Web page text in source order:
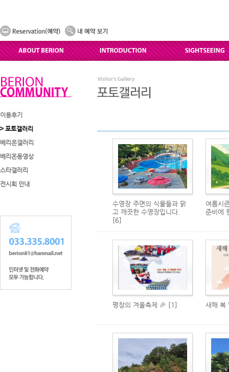
이용후기
포토갤러리
베리온갤러리
베리온동영상
스타갤러리
전시회 안내
수영장 주면의 식물들과 맑
고 깨끗한 수영장입니다.
[6]
여름시
준비에
평창의 겨울축제 🎉 [1] 새해 복